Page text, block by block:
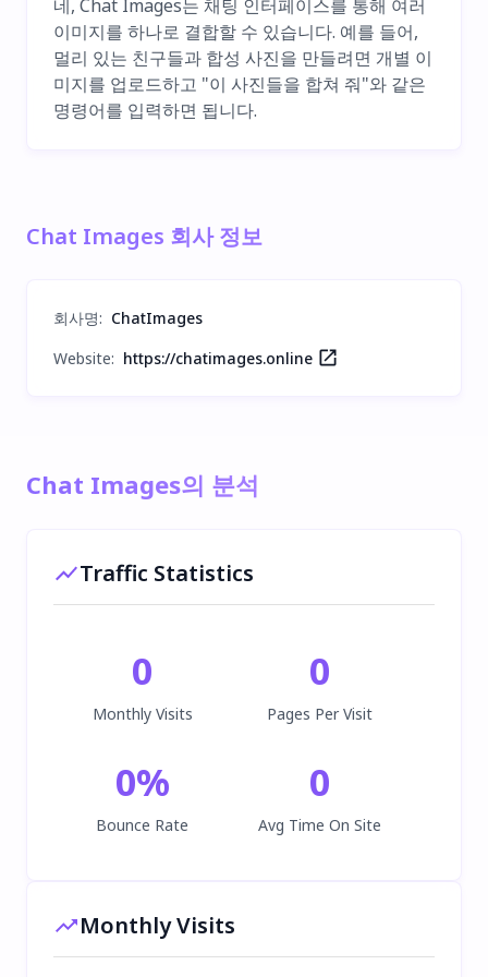
네, Chat Images는 채팅 인터페이스를 통해 여러
이미지를 하나로 결합할 수 있습니다. 예를 들어,
멀리 있는 친구들과 합성 사진을 만들려면 개별 이
미지를 업로드하고 "이 사진들을 합쳐 줘"와 같은
명령어를 입력하면 됩니다.
Chat Images 회사 정보
회사명: ChatImages
Website: https://chatimages.online
Chat Images의 분석
Traffic Statistics
0
Monthly Visits
0
Pages Per Visit
0%
Bounce Rate
0
Avg Time On Site
Monthly Visits